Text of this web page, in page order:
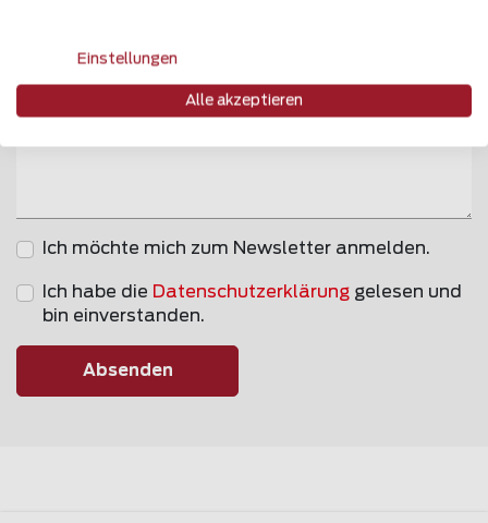
Bemerkung
Ich möchte mich zum Newsletter anmelden.
Ich habe die Datenschutzerklärung gelesen und
bin einverstanden.
Absenden
Einstellungen
Alle akzeptieren